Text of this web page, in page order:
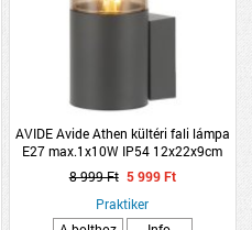
AVIDE Avide Athen kültéri fali lámpa
E27 max.1x10W IP54 12x22x9cm
fekete
8 999 Ft 5 999 Ft
Praktiker